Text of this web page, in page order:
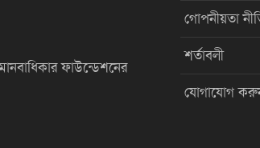
ফাউন্ডেশনের
গোপনীয়তা
শর্তাবলী
যোগাযোগ